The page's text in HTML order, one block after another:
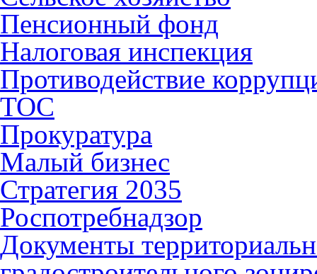
Пенсионный фонд
Налоговая инспекция
Противодействие
ТОС
Прокуратура
Малый бизнес
Стратегия 2035
Роспотребнадзор
Документы